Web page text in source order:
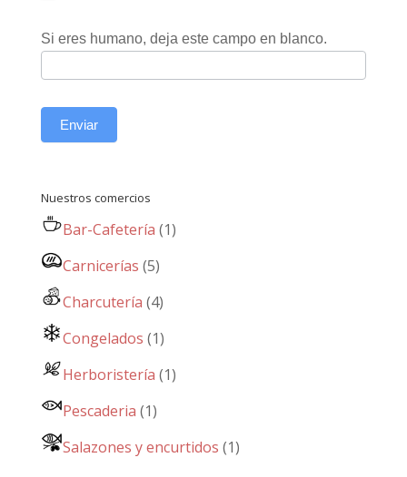
Si eres humano, deja este campo en blanco.
Enviar
Nuestros comercios
Bar-Cafetería (1)
Carnicerías (5)
Charcutería (4)
Congelados (1)
Herboristería (1)
Pescaderia (1)
Salazones y encurtidos (1)